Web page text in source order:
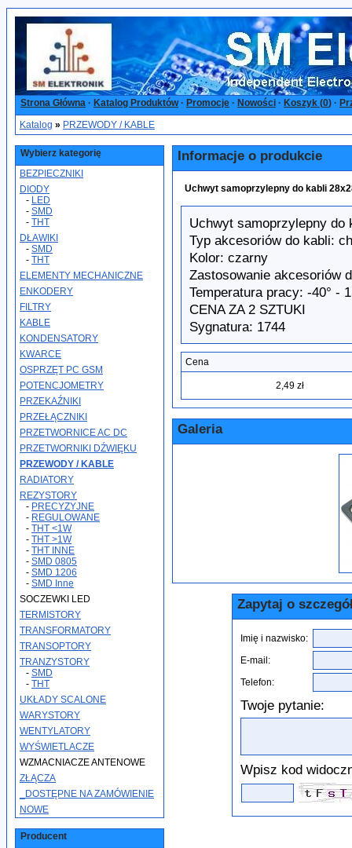
Strona Główna · Katalog Produktów· Promocje · Nowości · Koszyk (0) ·
Katalog » PRZEWODY / KABLE
Wybierz kategorię
BEZPIECZNIKI
DIODY
- LED
- SMD
- THT
DŁAWIKI
- SMD
- THT
ELEMENTY MECHANICZNE
ENKODERY
FILTRY
KABLE
KONDENSATORY
KWARCE
OSPRZĘT PC GSM
POTENCJOMETRY
PRZEKAŹNIKI
PRZEŁĄCZNIKI
PRZETWORNICE AC DC
PRZETWORNIKI DŹWIĘKU
PRZEWODY / KABLE
RADIATORY
REZYSTORY
- PRECYZYJNE
- REGULOWANE
- THT <1W
- THT >1W
- THT INNE
- SMD 0805
- SMD 1206
- SMD Inne
SOCZEWKI LED
TERMISTORY
TRANSFORMATORY
TRANSOPTORY
TRANZYSTORY
- SMD
- THT
UKŁADY SCALONE
WARYSTORY
WENTYLATORY
WYŚWIETLACZE
WZMACNIACZE ANTENOWE
ZŁĄCZA
_DOSTĘPNE NA ZAMÓWIENIE
NOWE
Producent
Informacje o produkcie
Uchwyt samoprzylepny do kabli
Uchwyt samoprzylepny do
Typ akcesoriów do kabli:
Kolor: czarny
Zastosowanie akcesoriów
Temperatura pracy: -40° -
CENA ZA 2 SZTUKI
Sygnatura: 1744
Cena
2,49 zł
Galeria
Zapytaj o
Imię i nazwisko:
E-mail:
Telefon:
Twoje pytanie:
Wpisz kod